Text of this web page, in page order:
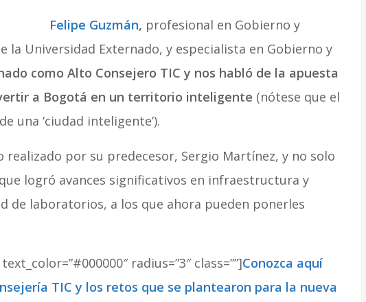
Felipe Guzmán, profesional en Gobierno y
la Universidad Externado, y especialista en Gobierno y
como Alto Consejero TIC y nos habló de la apuesta
a Bogotá en un territorio inteligente (nótese que el
una ‘ciudad inteligente’).
realizado por su predecesor, Sergio Martínez, y no solo
logró avances significativos en infraestructura y
de laboratorios, a los que ahora pueden ponerles
radius=”3″ class=””]Conozca aquí
TIC y los retos que se plantearon para la nueva